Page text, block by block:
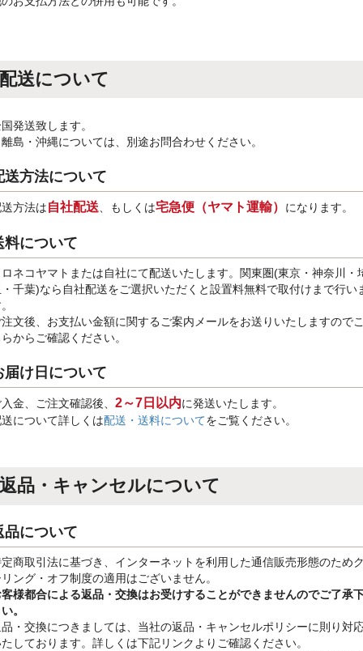
配送について
発送致します。
島・沖縄については、別途お問合わせください。
送方法について
方法は自社配送、もしくは宅急便（ヤマト運輸） になります。
料について
ネコヤマトまたは自社にて配送いたします。関東圏(東京・神奈川・
千葉)なら自社配送をご選択いただくと設置料無料で取付けまで行い
文後、お支払い金額に関するご案内メールをお送りいたしますので
からご確認ください。
届け日について
金、ご注文確認後、 2～7日以内に発送いたします。
について詳しくは配送・送料についてをご覧ください。
返品・キャンセルについて
品について
商取引法に基づき、インターネットを利用した通信販売形態のため
ング・オフ制度の適用はございません。
様都合による返品・交換はお受けすることができませんのでご了承
。
・交換につきましては、当社の返品・キャンセルポリシーに則り対
しております。詳しくは下記リンクよりご確認ください。